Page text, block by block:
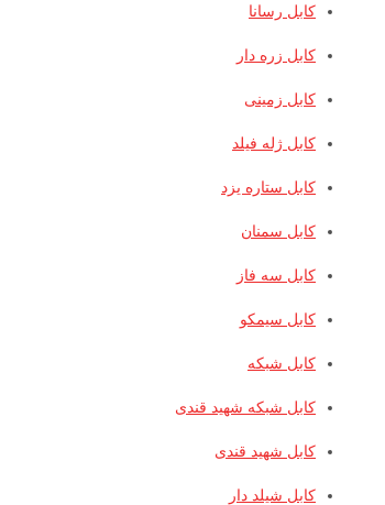
کابل رسانا
کابل زره دار
کابل زمینی
کابل ژله فیلد
کابل ستاره یزد
کابل سمنان
کابل سه فاز
کابل سیمکو
کابل شبکه
کابل شبکه شهید قندی
کابل شهید قندی
کابل شیلد دار